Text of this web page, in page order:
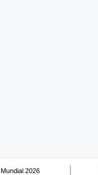
Mundial 2026